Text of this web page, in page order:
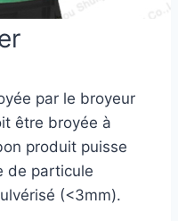
par le broyeur
être broyée à
produit puisse
de particule
(<3mm).